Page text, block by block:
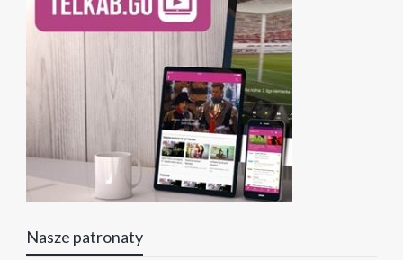
Nasze patronaty